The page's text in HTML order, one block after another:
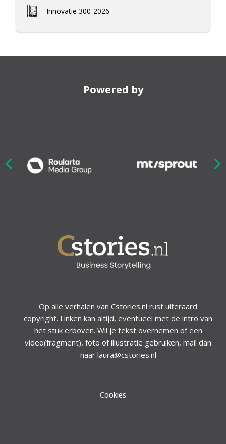
Innovatie 300-2026
Powered by
Op alle verhalen van Cstories.nl rust uiteraard
copyright. Linken kan altijd, eventueel met de intro van
het stuk erboven. Wil je tekst overnemen of een
video(fragment), foto of illustratie gebruiken, mail dan
naar laura@cstories.nl
Cookies